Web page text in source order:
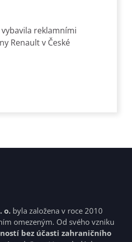
reklamními
Renault v České
o. byla založena v roce 2010
omezeným. Od svého vzniku
bez účasti zahraničního